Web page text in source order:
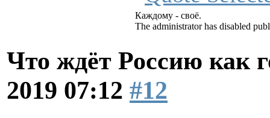
Каждому - своё.
The administrator has disabled
Что ждёт Россию как
2019 07:12 #12